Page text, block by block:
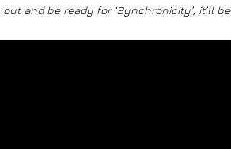
and be ready for ‘Synchronicity’, it’ll be